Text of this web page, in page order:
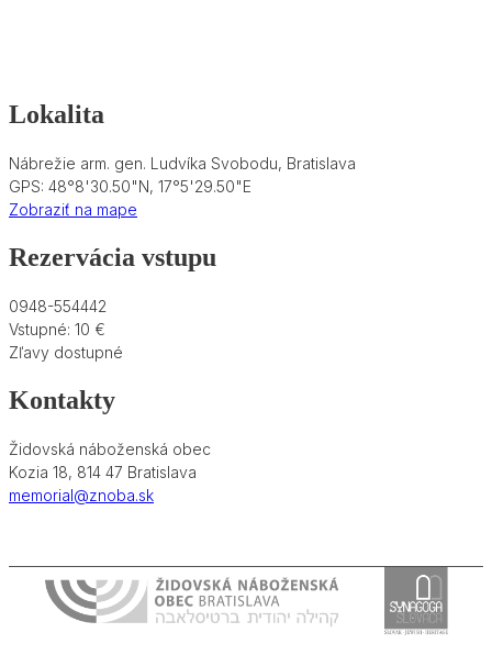
Lokalita
Nábrežie arm. gen. Ludvíka Svobodu, Bratislava
GPS: 48°8'30.50"N, 17°5'29.50"E
Zobraziť na mape
Rezervácia vstupu
0948-554442
Vstupné: 10 €
Zľavy dostupné
Kontakty
Židovská náboženská obec
Kozia 18, 814 47 Bratislava
memorial@znoba.sk